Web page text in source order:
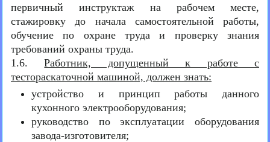
первичный инструктаж на рабочем месте,
стажировку до начала самостоятельной работы,
обучение по охране труда и проверку знания
требований охраны труда.
1.6.Работник, допущенный к работе с
тестораскаточной машиной, должен знать:
устройство и принцип работы данного
кухонного электрооборудования;
руководство по эксплуатации оборудования
завода-изготовителя;